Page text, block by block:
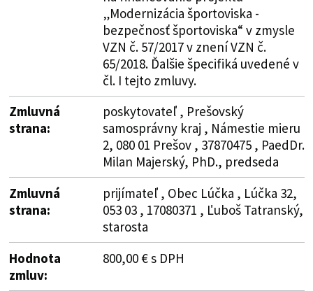
„Modernizácia športoviska -
bezpečnosť športoviska“ v zmysle
VZN č. 57/2017 v znení VZN č.
65/2018. Ďalšie špecifiká uvedené v
čl. I tejto zmluvy.
Zmluvná
strana:
poskytovateľ , Prešovský
samosprávny kraj , Námestie mieru
2, 080 01 Prešov , 37870475 , PaedDr.
Milan Majerský, PhD., predseda
Zmluvná
strana:
prijímateľ , Obec Lúčka , Lúčka 32,
053 03 , 17080371 , Ľuboš Tatranský,
starosta
Hodnota
zmluv:
800,00 € s DPH